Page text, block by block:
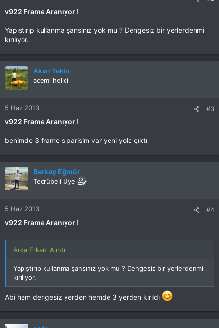
v922 Frame Aranıyor !
Yapıştırıp kullanma şansınız yok mu ? Dengesiz bir yerlerdenmi
kırılıyor.
Akan Tekin
acemi helici
5 Haz 2013 #3
v922 Frame Aranıyor !
benimde 3 frame siparişim var yeni yola çıktı
Berkay Eğmür
Tecrübeli Uye
5 Haz 2013 #4
v922 Frame Aranıyor !
Arda Erkan' Alıntı:
Yapıştırıp kullanma şansınız yok mu ? Dengesiz bir yerlerdenmi
kırılıyor.
Abi hem dengesiz yerden hemde 3 yerden kırıldı